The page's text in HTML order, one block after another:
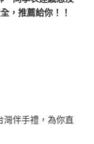
，推薦給你！！
灣伴手禮，為你直